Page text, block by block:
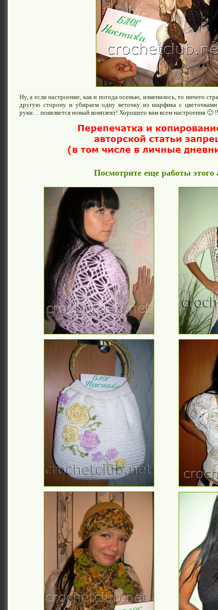
Ну, а если настроение, как и погода осенью, изменилось, то ничего
другую сторону и убираем одну веточку из шарфика с
руки… появляется новый комплект! Хорошего вам всем настроения 🙂
Посмотрите еще работы этого